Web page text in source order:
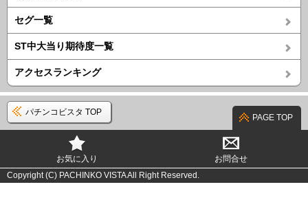
セグ一覧
ST中大当り期待度一覧
アクセスランキング
パチンコビスタ TOP
PAGE TOP
お気に入り
お問合せ
Copyright (C) PACHINKO VISTA All Right Reserved.